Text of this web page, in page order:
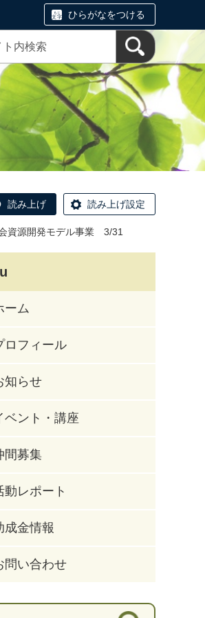
ひらがなをつける
読み上げ 読み上げ設定
資源開発モデル事業 3/31
ーム
ロフィール
知らせ
ベント・講座
間募集
動レポート
成金情報
問い合わせ